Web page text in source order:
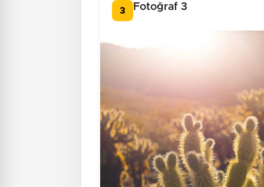
3 Fotoğraf 3